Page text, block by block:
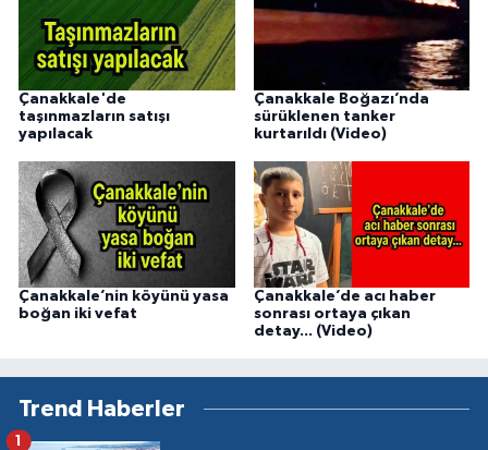
Çanakkale'de
taşınmazların satışı
yapılacak
Çanakkale Boğazı’nda
sürüklenen tanker
kurtarıldı (Video)
Çanakkale’nin köyünü yasa
boğan iki vefat
Çanakkale’de acı haber
sonrası ortaya çıkan
detay... (Video)
Trend Haberler
1